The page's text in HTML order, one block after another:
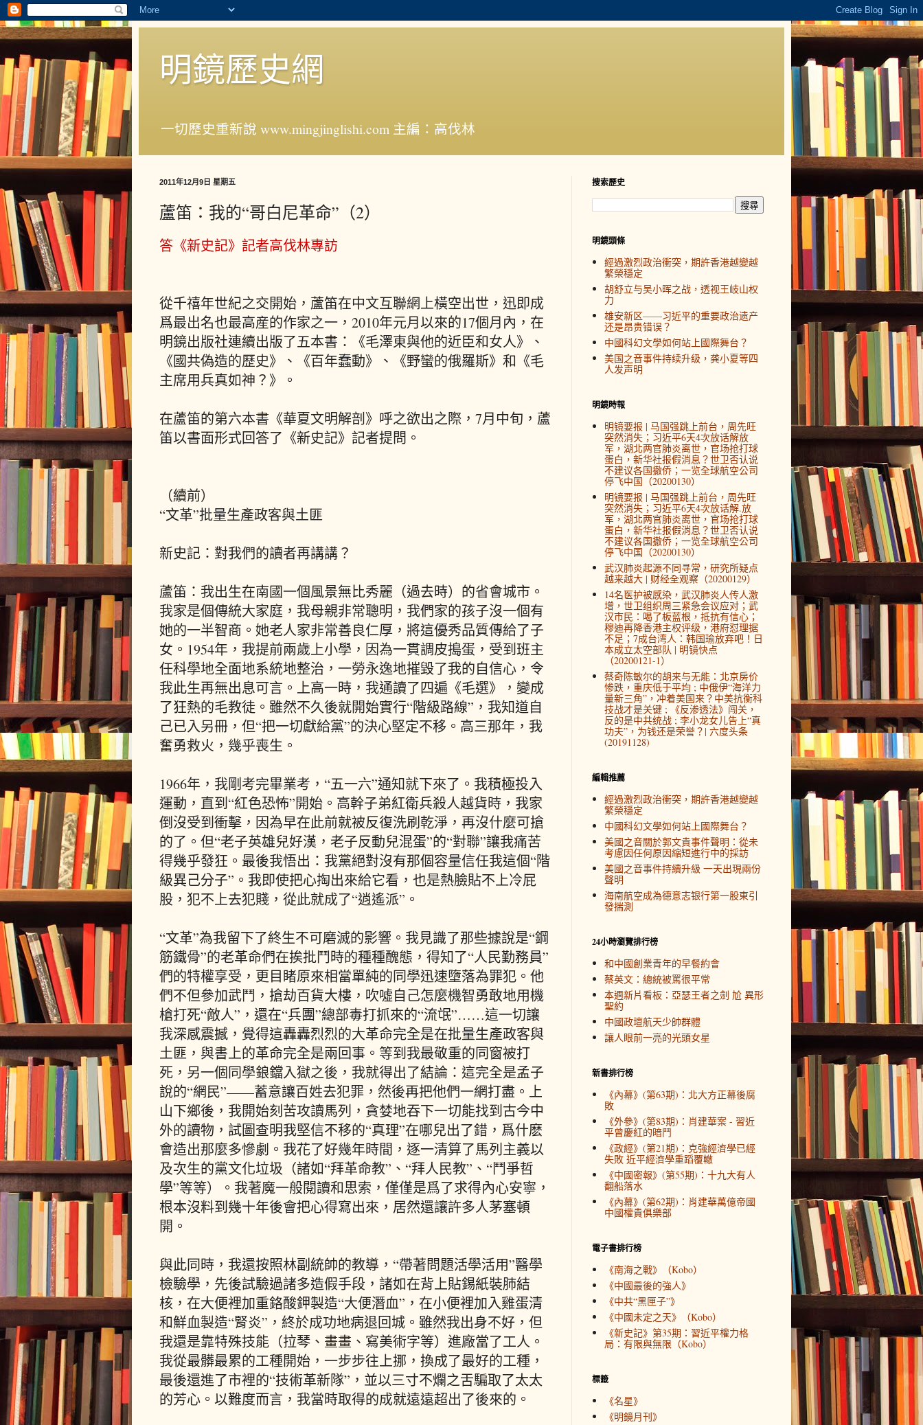
明鏡歷史網
一切歷史重新說 www.mingjinglishi.com 主編：高伐林
2011年12月9日 星期五
蘆笛：我的“哥白尼革命”（2）
答《新史記》記者高伐林專訪
從千禧年世紀之交開始，蘆笛在中文互聯網上橫空出世，迅即成
爲最出名也最高産的作家之一，2010年元月以來的17個月內，在
明鏡出版社連續出版了五本書：《毛澤東與他的近臣和女人》、
《國共偽造的歷史》、《百年蠢動》、《野蠻的俄羅斯》和《毛
主席用兵真如神？》。
在蘆笛的第六本書《華夏文明解剖》呼之欲出之際，7月中旬，蘆
笛以書面形式回答了《新史記》記者提問。
（續前）
“文革”批量生產政客與土匪
新史記：對我們的讀者再講講？
蘆笛：我出生在南國一個風景無比秀麗（過去時）的省會城市。
我家是個傳統大家庭，我母親非常聰明，我們家的孩子沒一個有
她的一半智商。她老人家非常善良仁厚，將這優秀品質傳給了子
女。1954年，我提前兩歲上小學，因為一貫調皮搗蛋，受到班主
任科學地全面地系統地整治，一勞永逸地摧毀了我的自信心，令
我此生再無出息可言。上高一時，我通讀了四遍《毛選》，變成
了狂熱的毛教徒。雖然不久後就開始實行“階級路線”，我知道自
己已入另冊，但“把一切獻給黨”的決心堅定不移。高三那年，我
奮勇救火，幾乎喪生。
1966年，我剛考完畢業考，“五一六”通知就下來了。我積極投入
運動，直到“紅色恐怖”開始。高幹子弟紅衛兵殺人越貨時，我家
倒沒受到衝擊，因為早在此前就被反復洗刷乾淨，再沒什麼可搶
的了。但“老子英雄兒好漢，老子反動兒混蛋”的“對聯”讓我痛苦
得幾乎發狂。最後我悟出：我黨絕對沒有那個容量信任我這個“階
級異己分子”。我即使把心掏出來給它看，也是熱臉貼不上冷屁
股，犯不上去犯賤，從此就成了“逍遙派”。
“文革”為我留下了終生不可磨滅的影響。我見識了那些據說是“鋼
筋鐵骨”的老革命們在挨批鬥時的種種醜態，得知了“人民勤務員”
們的特權享受，更目睹原來相當單純的同學迅速墮落為罪犯。他
們不但參加武鬥，搶劫百貨大樓，吹噓自己怎麼機智勇敢地用機
槍打死“敵人”，還在“兵團”總部毒打抓來的“流氓”……這一切讓
我深感震撼，覺得這轟轟烈烈的大革命完全是在批量生產政客與
土匪，與書上的革命完全是兩回事。等到我最敬重的同窗被打
死，另一個同學鋃鐺入獄之後，我就得出了結論：這完全是孟子
說的“網民”——蓄意讓百姓去犯罪，然後再把他們一網打盡。上
山下鄉後，我開始刻苦攻讀馬列，貪婪地吞下一切能找到古今中
外的讀物，試圖查明我堅信不移的“真理”在哪兒出了錯，爲什麽
會造出那麼多慘劇。我花了好幾年時間，逐一清算了馬列主義以
及次生的黨文化垃圾（諸如“拜革命教”、“拜人民教”、“鬥爭哲
學”等等）。我著魔一般閱讀和思索，僅僅是爲了求得內心安寧，
根本沒料到幾十年後會把心得寫出來，居然還讓許多人茅塞頓
開。
與此同時，我還按照林副統帥的教導，“帶著問題活學活用”醫學
檢驗學，先後試驗過諸多造假手段，諸如在背上貼錫紙裝肺結
核，在大便裡加重鉻酸鉀製造“大便潛血”，在小便裡加入雞蛋清
和鮮血製造“腎炎”，終於成功地病退回城。雖然我出身不好，但
我還是靠特殊技能（拉琴、畫畫、寫美術字等）進廠當了工人。
我從最髒最累的工種開始，一步步往上挪，換成了最好的工種，
最後還進了市裡的“技術革新隊”，並以三寸不爛之舌騙取了太太
的芳心。以難度而言，我當時取得的成就遠遠超出了後來的。
搜索歷史
明鏡頭條
經過激烈政治衝突，期許香港越變越
繁榮穩定
胡舒立与吴小晖之战，透视王岐山权
力
雄安新区——习近平的重要政治遗产
还是昂贵错误？
中國科幻文學如何站上國際舞台？
美国之音事件持续升级，龚小夏等四
人发声明
明鏡時報
明镜要报 | 马国强跳上前台，周先旺
突然消失；习近平6天4次放话解放
军，湖北两官肺炎离世，官场抢打球
蛋白，新华社报假消息？世卫否认说
不建议各国撤侨；一览全球航空公司
停飞中国（20200130）
明镜要报 | 马国强跳上前台，周先旺
突然消失；习近平6天4次放话解.放
军，湖北两官肺炎离世，官场抢打球
蛋白，新华社报假消息？世卫否认说
不建议各国撤侨；一览全球航空公司
停飞中国（20200130）
武汉肺炎起源不同寻常，研究所疑点
越来越大 | 财经全观察（20200129）
14名医护被感染，武汉肺炎人传人激
增，世卫组织周三紧急会议应对；武
汉市民：喝了板蓝根，抵抗有信心；
穆迪再降香港主权评级，港府怼理据
不足；7成台湾人：韩国瑜放弃吧！日
本成立太空部队 | 明镜快点
（20200121-1）
蔡奇陈敏尔的胡来与无能：北京房价
惨跌，重庆低于平均 ; 中俄伊“海洋力
量新三角”，冲着美国来？中美抗衡科
技战才是关键 ; 《反渗透法》闯关，
反的是中共统战 ; 李小龙女儿告上“真
功夫”，为钱还是荣誉？| 六度头条
(20191128)
編輯推薦
經過激烈政治衝突，期許香港越變越
繁榮穩定
中國科幻文學如何站上國際舞台？
美國之音關於郭文貴事件聲明：從未
考慮因任何原因縮短進行中的採訪
美國之音事件持續升級 一天出現兩份
聲明
海南航空成為德意志银行第一股東引
發揣測
24小時瀏覽排行榜
和中國創業青年的早餐約會
蔡英文：總統被罵很平常
本週新片看板：亞瑟王者之劍 尬 異形
聖約
中國政壇航天少帥群體
讓人眼前一亮的光頭女星
新書排行榜
《內幕》(第63期)：北大方正幕後腐
敗
《外參》(第83期)：肖建華案 - 習近
平曾慶紅的暗鬥
《政經》(第21期)：克強經濟學已經
失敗 近平經濟學重蹈覆轍
《中國密報》(第55期)：十九大有人
翻船落水
《內幕》(第62期)：肖建華萬億帝國
中國權貴俱樂部
電子書排行榜
《南海之戰》（Kobo）
《中國最後的強人》
《中共“黑匣子”》
《中國未定之天》（Kobo）
《新史記》第35期：習近平權力格
局：有限與無限（Kobo）
標籤
《名星》
《明鏡月刊》